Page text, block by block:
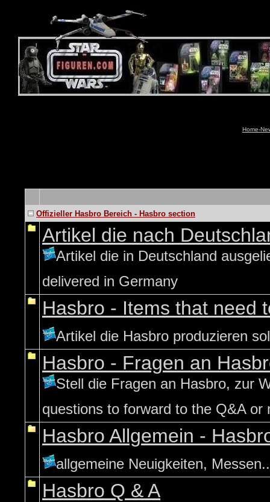
Home-
Offizieller Hasbro Bereich - Hasbro section
Artikel die nach
Artikel die in Deutschland
delivered in Germany
Hasbro - Items that need
Artikel die Hasbro produzieren
Hasbro - Fragen an
Stell die Fragen an Hasbro, zur
questions to forward to the Q&A or
Hasbro Allgemein -
allgemeine Neuigkeiten,
Hasbro Q & A